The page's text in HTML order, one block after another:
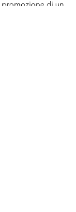
promozione di un